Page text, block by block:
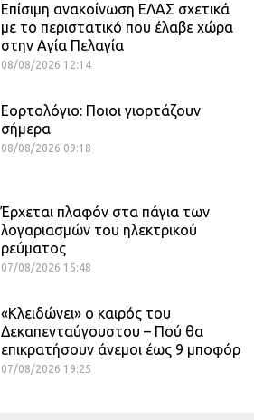
Επίσιμη ανακοίνωση ΕΛΑΣ σχετικά
με το περιστατικό που έλαβε χώρα
στην Αγία Πελαγία
08/08/2026 12:14
Εορτολόγιο: Ποιοι γιορτάζουν
σήμερα
08/08/2026 09:18
Έρχεται πλαφόν στα πάγια των
λογαριασμών του ηλεκτρικού
ρεύματος
07/08/2026 15:48
«Κλειδώνει» ο καιρός του
Δεκαπενταύγουστου – Πού θα
επικρατήσουν άνεμοι έως 9 μποφόρ
07/08/2026 19:25